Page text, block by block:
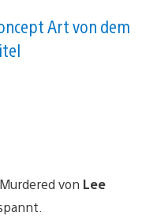
Art von dem
von Lee